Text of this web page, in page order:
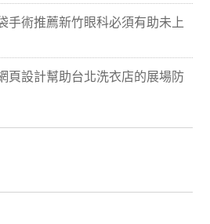
手術推薦新竹眼科必須有助未上
頁設計幫助台北洗衣店的展場防